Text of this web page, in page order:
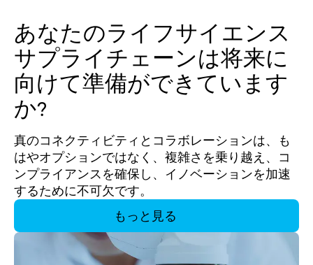
あなたのライフサイエンス
サプライチェーンは将来に
向けて準備ができています
か?
真のコネクティビティとコラボレーションは、も
はやオプションではなく、複雑さを乗り越え、コ
ンプライアンスを確保し、イノベーションを加速
するために不可欠です。
もっと見る